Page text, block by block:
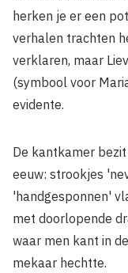
herken je er een
verhalen trachten
verklaren, maar
(symbool voor
evidente.
De kantkamer
eeuw: strookjes
'handgesponnen'
met doorlopende
waar men kant in
mekaar hechtte.